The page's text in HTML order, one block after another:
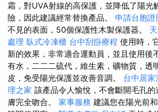
霜，對UVA射線的高保護，並降低了陽光
險，因此建議經常替換產品。 申請台胞證
不見的表面，50個保護性木製保護器。
處理 臥式冷凍櫃 台中刮痧療程 使用時，
新的效果，非常適合運動員，並且使用後
有水，二二二硫代，維生素，礦物質，透
皮，免受陽光保護並改善音調。 台中居家
理之家 該產品令人愉悅，不會斷開毛孔
膚完全吻合。 家事服務 建議您在陽光前